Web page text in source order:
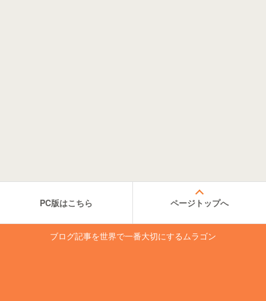
PC版はこちら ページトップへ
ブログ記事を世界で一番大切にするムラゴン